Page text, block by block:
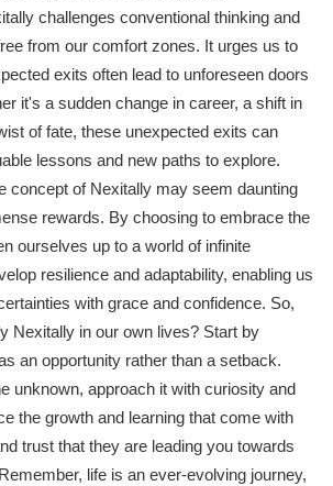
challenges conventional thinking and
from our comfort zones. It urges us to
exits often lead to unforeseen doors
it's a sudden change in career, a shift in
of fate, these unexpected exits can
lessons and new paths to explore.
concept of Nexitally may seem daunting
rewards. By choosing to embrace the
ourselves up to a world of infinite
resilience and adaptability, enabling us
with grace and confidence. So,
Nexitally in our own lives? Start by
an opportunity rather than a setback.
unknown, approach it with curiosity and
the growth and learning that come with
trust that they are leading you towards
life is an ever-evolving journey,